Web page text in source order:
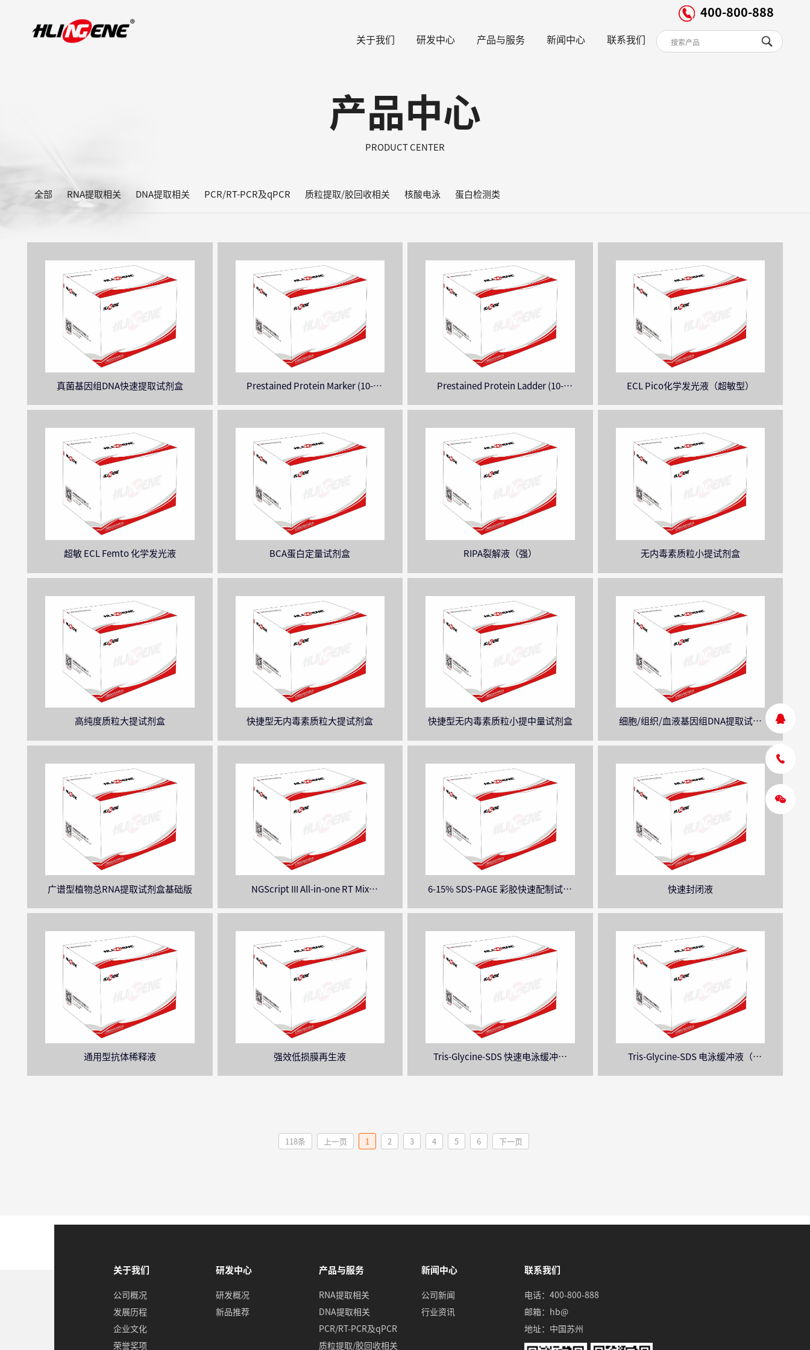
关于我们 研发中心 产品与服务 新闻中心 联系我们
400-800-888
产品中心
PRODUCT CENTER
全部 RNA提取相关 DNA提取相关 PCR/RT-PCR及qPCR 质粒提取/胶回收相关 核酸电泳 蛋白检测类
真菌基因组DNA快速提取试剂盒
Prestained Protein Marker (10-
Prestained Protein Ladder (10-
ECL Pico化学发光液（超敏型）
超敏 ECL Femto 化学发光液 BCA蛋白定量试剂盒 RIPA裂解液（强） 无内毒素质粒小提试剂盒
高纯度质粒大提试剂盒 快捷型无内毒素质粒大提试剂盒 快捷型无内毒素质粒小提中量试剂盒
细胞/组织/血液基因组DNA提取试剂
广谱型植物总RNA提取试剂盒基础版
NGScript III All-in-one RT Mix
6-15% SDS-PAGE 彩胶快速配制试剂
快速封闭液
通用型抗体稀释液 强效低损膜再生液
Tris-Glycine-SDS 快速电泳缓冲液
Tris-Glycine-SDS 电泳缓冲液（
118条 上一页 1 2 3 4 5 6 下一页
关于我们
公司概况
发展历程
企业文化
荣誉奖项
研发中心
研发概况
新品推荐
产品与服务
RNA提取相关
DNA提取相关
PCR/RT-PCR及qPCR
质粒提取/胶回收相关
新闻中心
公司新闻
行业资讯
联系我们
电话：400-800-888
邮箱：hb@
地址：中国苏州